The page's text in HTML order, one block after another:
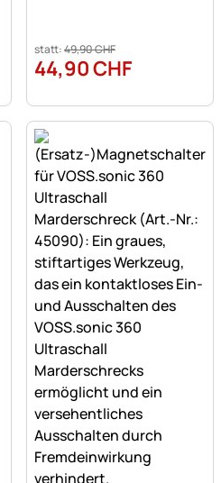
statt:49,90CHF
44,90CHF
abgegeben